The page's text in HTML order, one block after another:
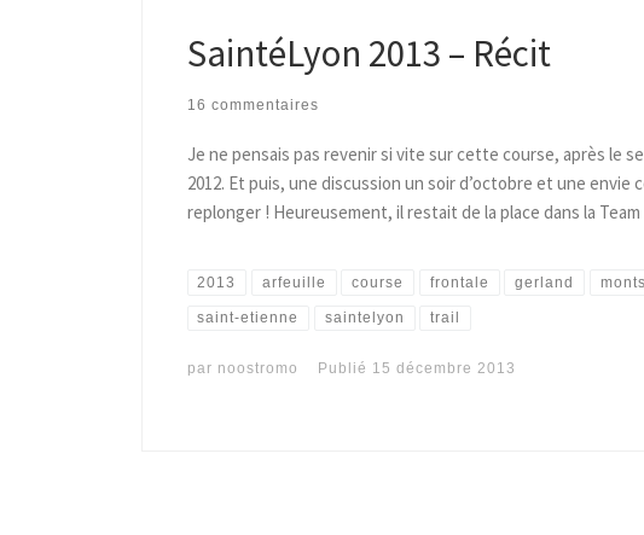
SaintéLyon 2013 – Récit
16 commentaires
Je ne pensais pas revenir si vite sur cette course, après le
2012. Et puis, une discussion un soir d’octobre et une envie
replonger ! Heureusement, il restait de la place dans la
2013 arfeuille course frontale gerland
saint-etienne saintelyon trail
par noostromo Publié 15 décembre 2013